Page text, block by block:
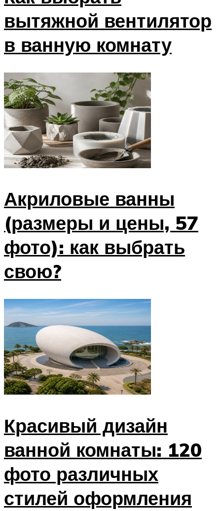
вытяжной вентилятор
в ванную комнату
Акриловые ванны
(размеры и цены, 57
фото): как выбрать
свою?
Красивый дизайн
ванной комнаты: 120
фото различных
стилей оформления